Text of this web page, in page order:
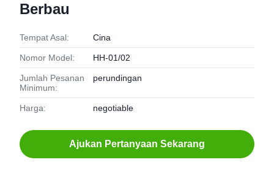
Berbau
Tempat Asal: Cina
Nomor Model: HH-01/02
Jumlah Pesanan
Minimum:
perundingan
Harga: negotiable
Ajukan Pertanyaan Sekarang